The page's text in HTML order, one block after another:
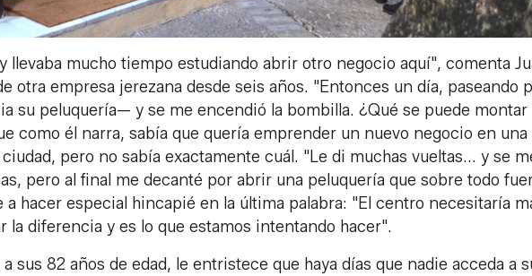
llevaba mucho tiempo estudiando abrir otro negocio aquí", comenta
otra empresa jerezana desde seis años. "Entonces un día, paseando
su peluquería— y se me encendió la bombilla. ¿Qué se puede montar
como él narra, sabía que quería emprender un nuevo negocio en una
pero no sabía exactamente cuál. "Le di muchas vueltas... y se
pero al final me decanté por abrir una peluquería que sobre todo
a hacer especial hincapié en la última palabra: "El centro necesitaría
la diferencia y es lo que estamos intentando hacer".
sus 82 años de edad, le entristece que haya días que nadie acceda a